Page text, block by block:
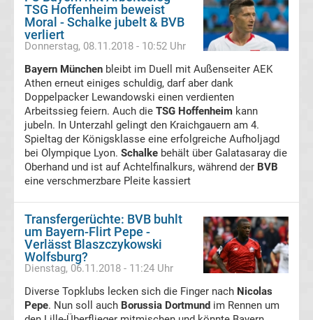
Transfergerüchte
Transfergerüchte
England
Transfergerüchte
Italien
Transfergerüchte
Spanien
Top-
Aktuell
TSG Hoffenheim beweist
Moral - Schalke jubelt & BVB
verliert
Donnerstag, 08.11.2018 - 10:52 Uhr
Bayern München bleibt im Duell mit Außenseiter AEK
Athen erneut einiges schuldig, darf aber dank
Doppelpacker Lewandowski einen verdienten
Arbeitssieg feiern. Auch die TSG Hoffenheim kann
jubeln. In Unterzahl gelingt den Kraichgauern am 4.
Spieltag der Königsklasse eine erfolgreiche Aufholjagd
bei Olympique Lyon. Schalke behält über Galatasaray die
Oberhand und ist auf Achtelfinalkurs, während der BVB
eine verschmerzbare Pleite kassiert
Transfergerüchte: BVB buhlt
um Bayern-Flirt Pepe -
Verlässt Blaszczykowski
Wolfsburg?
Dienstag, 06.11.2018 - 11:24 Uhr
Diverse Topklubs lecken sich die Finger nach Nicolas
Pepe. Nun soll auch Borussia Dortmund im Rennen um